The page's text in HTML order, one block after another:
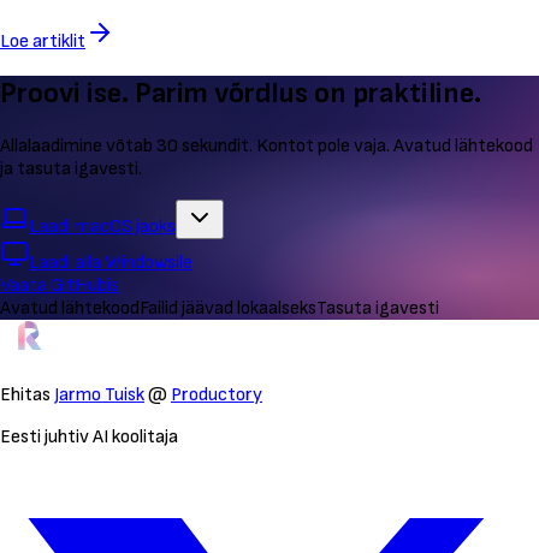
Loe artiklit
Proovi ise. Parim võrdlus on praktiline.
Allalaadimine võtab 30 sekundit. Kontot pole vaja. Avatud lähtekood
ja tasuta igavesti.
Laadi macOS jaoks
Laadi alla Windowsile
Vaata GitHubis
Avatud lähtekoodFailid jäävad lokaalseksTasuta igavesti
Ehitas Jarmo Tuisk@ Productory
Eesti juhtiv AI koolitaja